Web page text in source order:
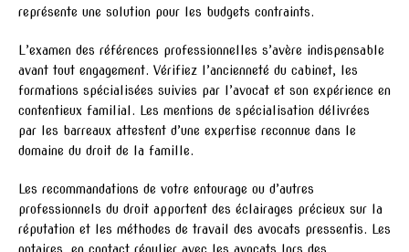
représente une solution pour les budgets contraints.
L’examen des références professionnelles s’avère indispensable
avant tout engagement. Vérifiez l’ancienneté du cabinet, les
formations spécialisées suivies par l’avocat et son expérience en
contentieux familial. Les mentions de spécialisation délivrées
par les barreaux attestent d’une expertise reconnue dans le
domaine du droit de la famille.
Les recommandations de votre entourage ou d’autres
professionnels du droit apportent des éclairages précieux sur la
réputation et les méthodes de travail des avocats pressentis. Les